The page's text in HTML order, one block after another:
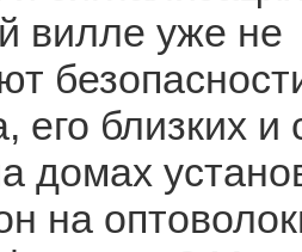
вилле уже не
его близких и
домах
на